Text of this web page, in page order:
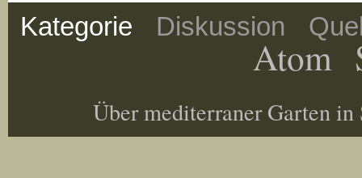
Kategorie Diskussion
Atom
Über mediterraner Garten in